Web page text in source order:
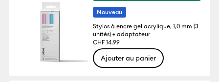
Nouveau
Stylos à encre gel acrylique, 1,0 mm (3
unités) + adaptateur
CHF 14.99
Ajouter au panier